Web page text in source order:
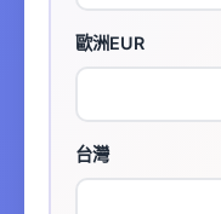
歐洲EUR
台灣